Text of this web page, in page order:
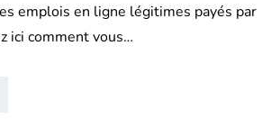
emplois en ligne légitimes payés par
ici comment vous…